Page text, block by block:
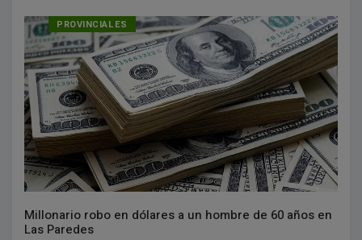
PROVINCIALES
Millonario robo en dólares a un hombre de 60 años en
Las Paredes